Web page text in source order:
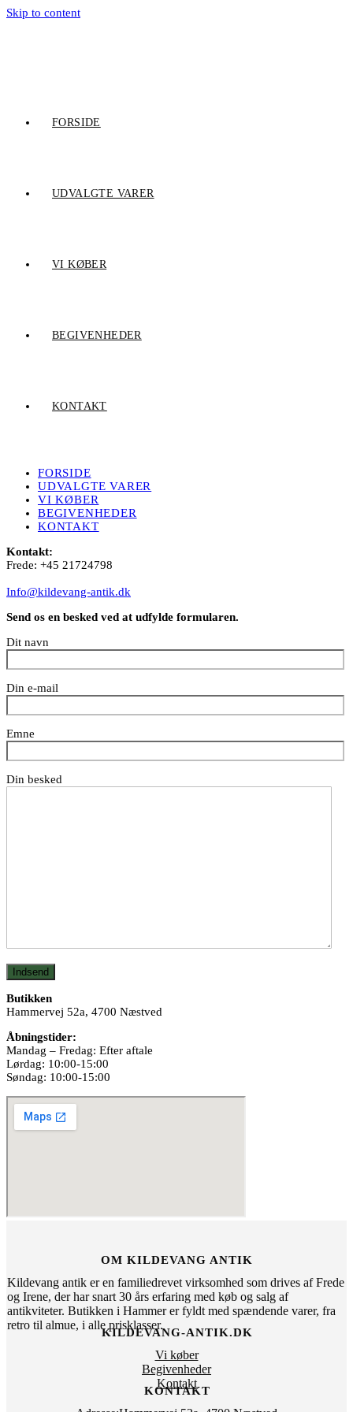
Skip to content
FORSIDE
UDVALGTE VARER
VI KØBER
BEGIVENHEDER
KONTAKT
FORSIDE
UDVALGTE VARER
VI KØBER
BEGIVENHEDER
KONTAKT
Kontakt:
Frede: +45 21724798
Info@kildevang-antik.dk
Send os en besked ved at udfylde formularen.
Dit navn
Din e-mail
Emne
Din besked
Butikken
Hammervej 52a, 4700 Næstved
Åbningstider:
Mandag – Fredag: Efter aftale
Lørdag: 10:00-15:00
Søndag: 10:00-15:00
OM KILDEVANG ANTIK
Kildevang antik er en familiedrevet virksomhed som drives af Frede
og Irene, der har snart 30 års erfaring med køb og salg af
antikviteter. Butikken i Hammer er fyldt med spændende varer, fra
retro til almue, i alle prisklasser.
KILDEVANG-ANTIK.DK
Vi køber
Begivenheder
Kontakt
KONTAKT